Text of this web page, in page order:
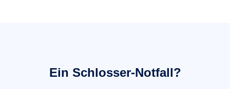
Ein Schlosser-Notfall?